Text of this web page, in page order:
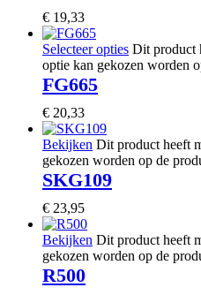
€ 19,33
Selecteer opties Dit product
optie kan gekozen worden
FG665
€ 20,33
Bekijken Dit product heeft
gekozen worden op de
SKG109
€ 23,95
Bekijken Dit product heeft
gekozen worden op de
R500